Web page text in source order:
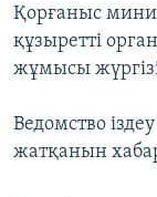
Қорғаныс
құзыретті
жұмысы
Ведомство
жатқанын